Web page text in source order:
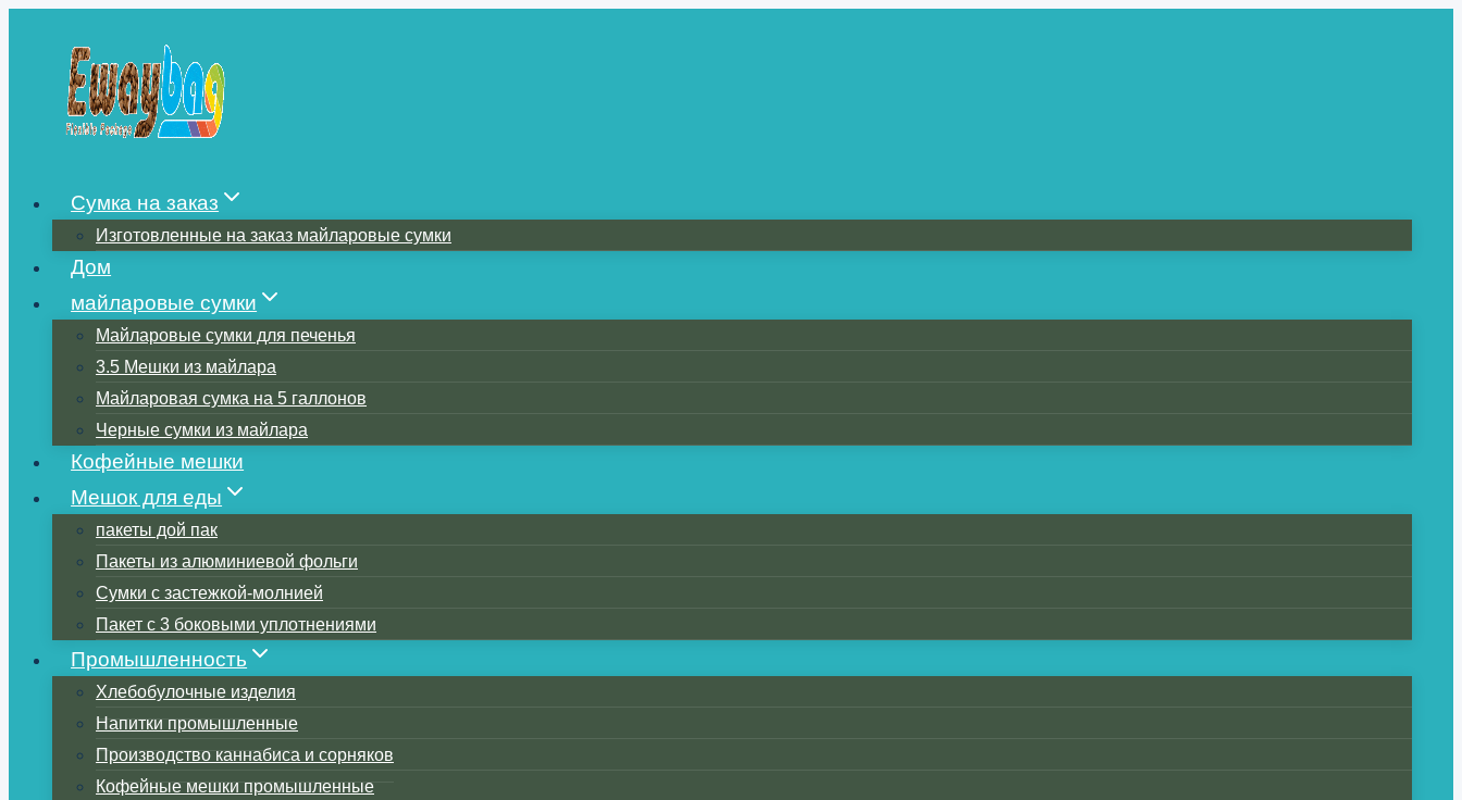
содержимому
Сумка на заказ
Изготовленные на заказ майларовые сумки
Дом
майларовые сумки
Майларовые сумки для печенья
3.5 Мешки из майлара
Майларовая сумка на 5 галлонов
Черные сумки из майлара
Кофейные мешки
Мешок для еды
пакеты дой пак
Пакеты из алюминиевой фольги
Сумки с застежкой-молнией
Пакет с 3 боковыми уплотнениями
Промышленность
Хлебобулочные изделия
Напитки промышленные
Производство каннабиса и сорняков
Кофейные мешки промышленные